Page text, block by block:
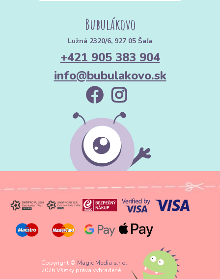
Bubulákovo
Lužná 2320/6, 927 05 Šaľa
+421 905 383 904
info@bubulakovo.sk
Copyright © Magic Media s.r.o.
2026 Všetky práva vyhradené